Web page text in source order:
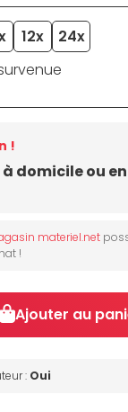
12x
24x
domicile ou
!
materiel.net
!
Ajouter au
: Oui